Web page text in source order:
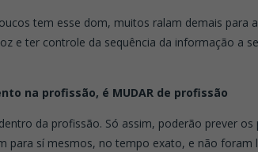
tem esse dom, muitos ralam demais para
e ter controle da sequência da informação a
na profissão, é MUDAR de profissão
da profissão. Só assim, poderão prever
para sí mesmos, no tempo exato, e não foram